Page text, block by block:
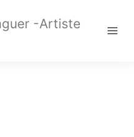
-Artiste